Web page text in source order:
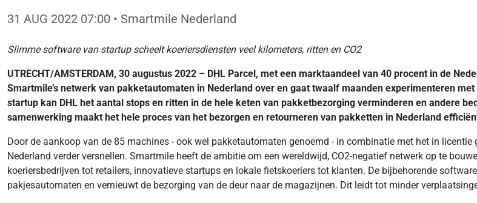
31 AUG 2022 07:00 • Smartmile Nederland
Slimme software van startup scheelt koeriersdiensten veel kilometers, ritten en CO2
UTRECHT/AMSTERDAM, 30 augustus 2022 – DHL Parcel, met een marktaandeel van 40 procent in de
Smartmile’s netwerk van pakketautomaten in Nederland over en gaat twaalf maanden experimenteren
startup kan DHL het aantal stops en ritten in de hele keten van pakketbezorging verminderen en andere
samenwerking maakt het hele proces van het bezorgen en retourneren van pakketten in Nederland
Door de aankoop van de 85 machines - ook wel pakketautomaten genoemd - in combinatie met het in
Nederland verder versnellen. Smartmile heeft de ambitie om een wereldwijd, CO2-negatief netwerk op te
koeriersbedrijven tot retailers, innovatieve startups en lokale fietskoeriers tot klanten. De bijbehorende
pakjesautomaten en vernieuwt de bezorging van de deur naar de magazijnen. Dit leidt tot minder